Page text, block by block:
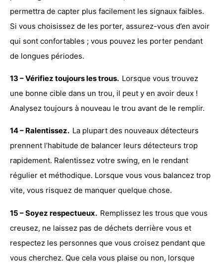
permettra de capter plus facilement les signaux faibles.
Si vous choisissez de les porter, assurez-vous d’en avoir
qui sont confortables ; vous pouvez les porter pendant
de longues périodes.
13 – Vérifiez toujours les trous. Lorsque vous trouvez
une bonne cible dans un trou, il peut y en avoir deux !
Analysez toujours à nouveau le trou avant de le remplir.
14 – Ralentissez. La plupart des nouveaux détecteurs
prennent l’habitude de balancer leurs détecteurs trop
rapidement. Ralentissez votre swing, en le rendant
régulier et méthodique. Lorsque vous vous balancez trop
vite, vous risquez de manquer quelque chose.
15 – Soyez respectueux. Remplissez les trous que vous
creusez, ne laissez pas de déchets derrière vous et
respectez les personnes que vous croisez pendant que
vous cherchez. Que cela vous plaise ou non, lorsque